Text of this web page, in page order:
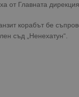
от Главната
корабът бе
съд „Ненехатун“.